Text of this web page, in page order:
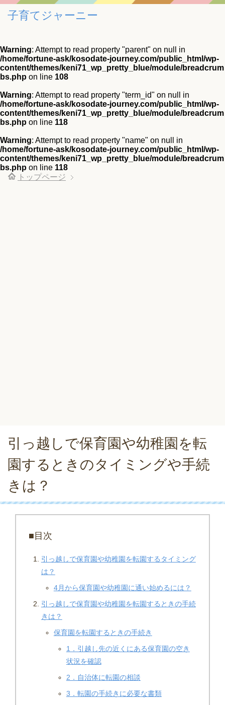
子育てジャーニー
Warning: Attempt to read property "parent" on null in
/home/fortune-ask/kosodate-journey.com/public_html/wp-
content/themes/keni71_wp_pretty_blue/module/breadcrum
bs.php on line 108
Warning: Attempt to read property "term_id" on null in
/home/fortune-ask/kosodate-journey.com/public_html/wp-
content/themes/keni71_wp_pretty_blue/module/breadcrum
bs.php on line 118
Warning: Attempt to read property "name" on null in
/home/fortune-ask/kosodate-journey.com/public_html/wp-
content/themes/keni71_wp_pretty_blue/module/breadcrum
bs.php on line 118
トップページ
引っ越しで保育園や幼稚園を転
園するときのタイミングや手続
きは？
■目次
引っ越しで保育園や幼稚園を転園するタイミング
は？
4月から保育園や幼稚園に通い始めるには？
引っ越しで保育園や幼稚園を転園するときの手続
きは？
保育園を転園するときの手続き
1．引越し先の近くにある保育園の空き
状況を確認
2．自治体に転園の相談
3．転園の手続きに必要な書類